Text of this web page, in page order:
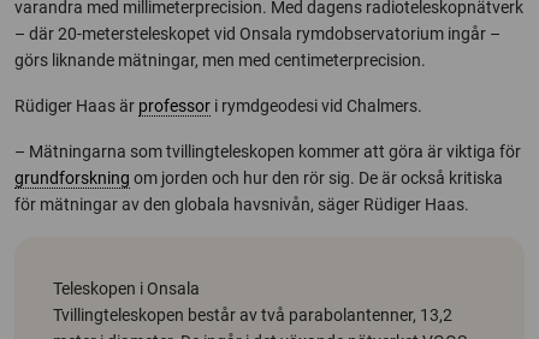
varandra med millimeterprecision. Med dagens radioteleskopnätverk
– där 20-metersteleskopet vid Onsala rymdobservatorium ingår –
görs liknande mätningar, men med centimeterprecision.
Rüdiger Haas är professor i rymdgeodesi vid Chalmers.
– Mätningarna som tvillingteleskopen kommer att göra är viktiga för
grundforskning om jorden och hur den rör sig. De är också kritiska
för mätningar av den globala havsnivån, säger Rüdiger Haas.
Teleskopen i Onsala
Tvillingteleskopen består av två parabolantenner, 13,2